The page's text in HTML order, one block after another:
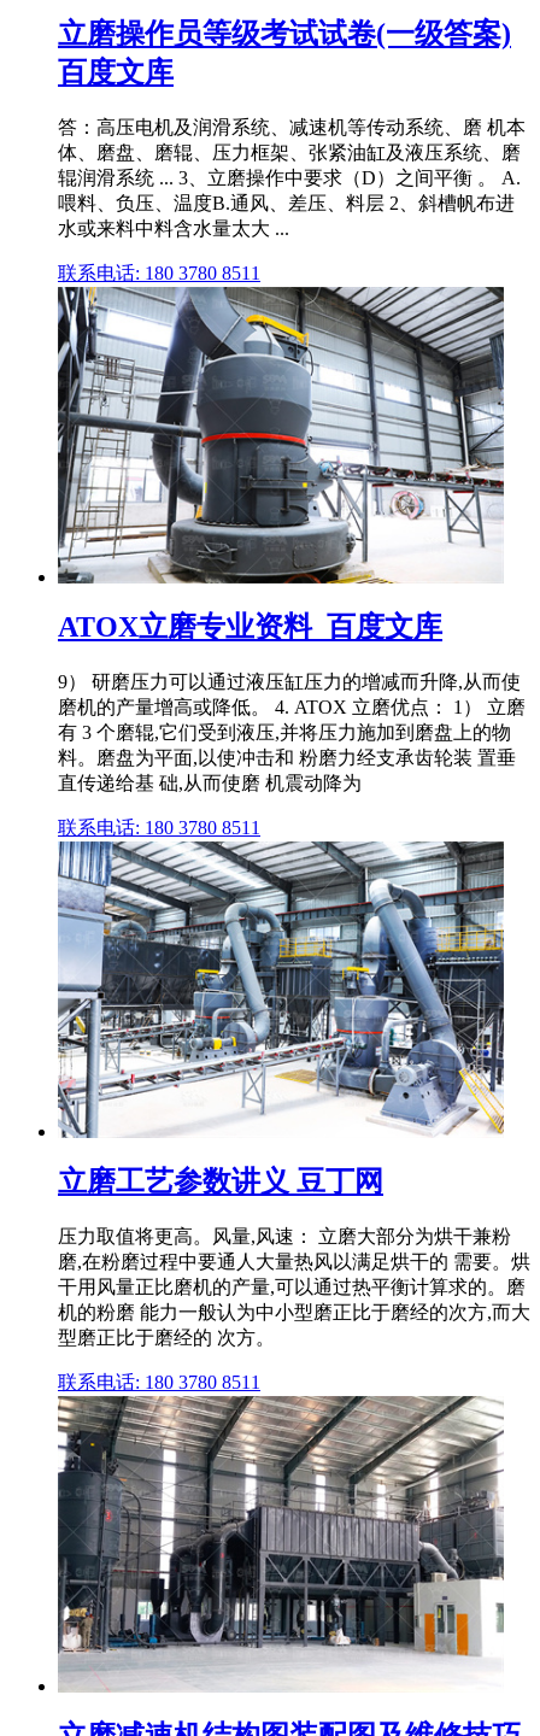
立磨操作员等级考试试卷(一级答案)
百度文库
答：高压电机及润滑系统、减速机等传动系统、磨 机本
体、磨盘、磨辊、压力框架、张紧油缸及液压系统、磨
辊润滑系统 ... 3、立磨操作中要求（D）之间平衡 。 A.
喂料、负压、温度B.通风、差压、料层 2、斜槽帆布进
水或来料中料含水量太大 ...
联系电话: 180 3780 8511
ATOX立磨专业资料_百度文库
9） 研磨压力可以通过液压缸压力的增减而升降,从而使
磨机的产量增高或降低。 4. ATOX 立磨优点： 1） 立磨
有 3 个磨辊,它们受到液压,并将压力施加到磨盘上的物
料。磨盘为平面,以使冲击和 粉磨力经支承齿轮装 置垂
直传递给基 础,从而使磨 机震动降为
联系电话: 180 3780 8511
立磨工艺参数讲义 豆丁网
压力取值将更高。风量,风速： 立磨大部分为烘干兼粉
磨,在粉磨过程中要通人大量热风以满足烘干的 需要。烘
干用风量正比磨机的产量,可以通过热平衡计算求的。磨
机的粉磨 能力一般认为中小型磨正比于磨经的次方,而大
型磨正比于磨经的 次方。
联系电话: 180 3780 8511